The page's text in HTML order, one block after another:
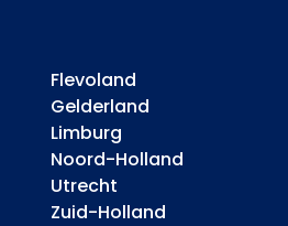
Flevoland
Gelderland
Limburg
Noord-Holland
Utrecht
Zuid-Holland